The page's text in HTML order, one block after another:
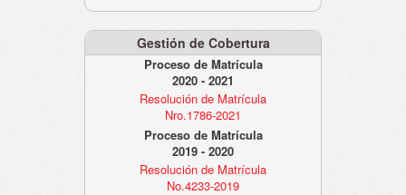
Gestión de Cobertura
Proceso de Matrícula
2020 - 2021
Resolución de Matrícula
Nro.1786-2021
Proceso de Matrícula
2019 - 2020
Resolución de Matrícula
No.4233-2019